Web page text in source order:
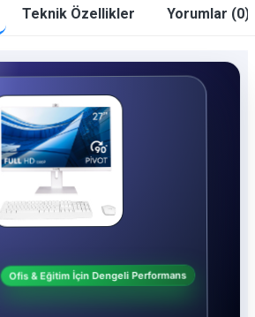
Teknik Özellikler Yorumlar (0)
Ofis & Eğitim İçin Dengeli Performans